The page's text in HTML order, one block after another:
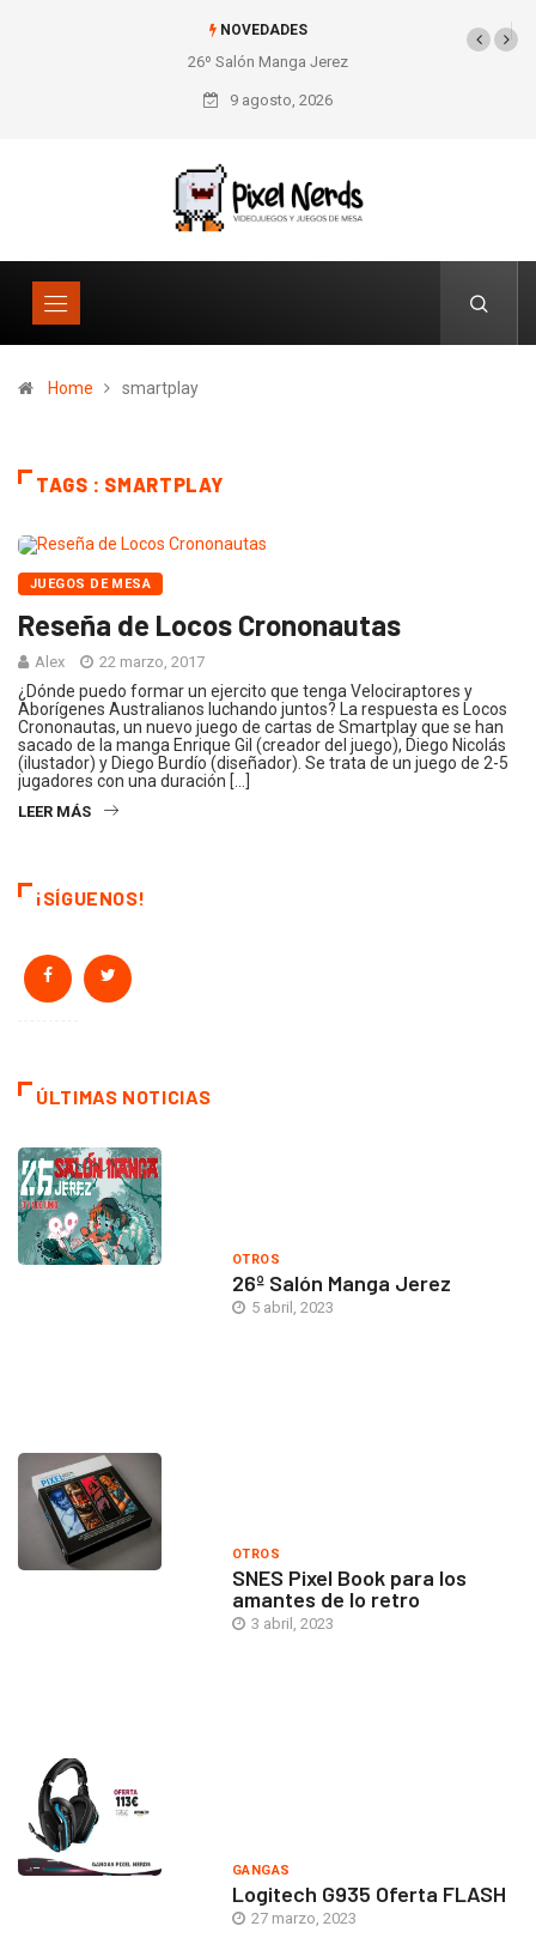
NOVEDADES
26º Salón Manga Jerez
9 agosto, 2026
Home smartplay
TAGS : SMARTPLAY
JUEGOS DE MESA
Reseña de Locos Crononautas
Alex 22 marzo, 2017
¿Dónde puedo formar un ejercito que tenga Velociraptores y
Aborígenes Australianos luchando juntos? La respuesta es Locos
Crononautas, un nuevo juego de cartas de Smartplay que se han
sacado de la manga Enrique Gil (creador del juego), Diego Nicolás
(ilustador) y Diego Burdío (diseñador). Se trata de un juego de 2-5
jugadores con una duración […]
LEER MÁS
¡SÍGUENOS!
ÚLTIMAS NOTICIAS
OTROS
26º Salón Manga Jerez
5 abril, 2023
OTROS
SNES Pixel Book para los
amantes de lo retro
3 abril, 2023
GANGAS
Logitech G935 Oferta FLASH
27 marzo, 2023